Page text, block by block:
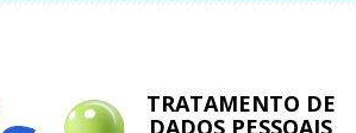
TRATAMENTO DE
DADOS PESSOAIS